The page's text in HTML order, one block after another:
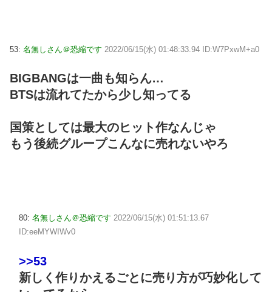
53: 名無しさん＠恐縮です 2022/06/15(水) 01:48:33.94 ID:W7PxwM+a0
BIGBANGは一曲も知らん…
BTSは流れてたから少し知ってる
国策としては最大のヒット作なんじゃ
もう後続グループこんなに売れないやろ
80: 名無しさん＠恐縮です 2022/06/15(水) 01:51:13.67
ID:eeMYWIWv0
>>53
新しく作りかえるごとに売り方が巧妙化して